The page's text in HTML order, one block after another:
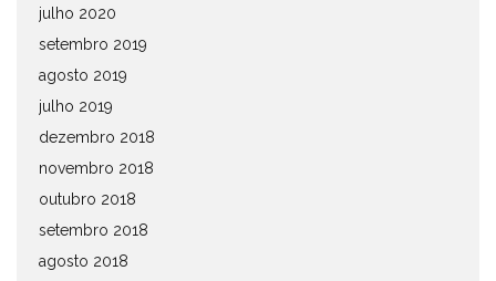
julho 2020
setembro 2019
agosto 2019
julho 2019
dezembro 2018
novembro 2018
outubro 2018
setembro 2018
agosto 2018